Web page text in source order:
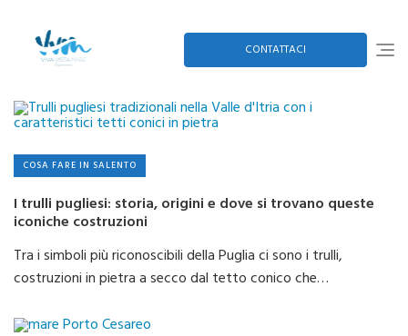
content
CONTATTACI
COSA FARE IN SALENTO
I trulli pugliesi: storia, origini e dove si trovano queste
iconiche costruzioni
Tra i simboli più riconoscibili della Puglia ci sono i trulli,
costruzioni in pietra a secco dal tetto conico che…